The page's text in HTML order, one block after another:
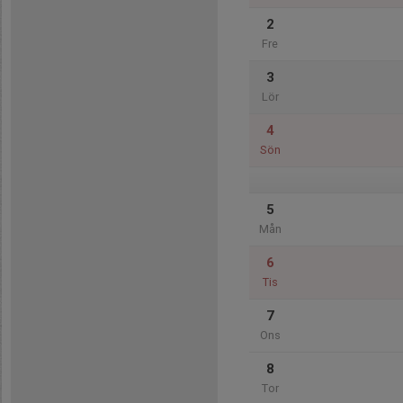
2
Fre
3
Lör
4
Sön
5
Mån
6
Tis
7
Ons
8
Tor